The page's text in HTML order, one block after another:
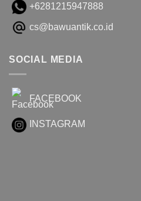
+6281215947888
cs@bawuantik.co.id
SOCIAL MEDIA
FACEBOOK
INSTAGRAM